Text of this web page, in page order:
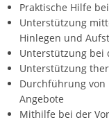
Praktische Hilfe
Unterstützung
Hinlegen und
Unterstützung bei
Unterstützung
Durchführung von
Angebote
Mithilfe bei der